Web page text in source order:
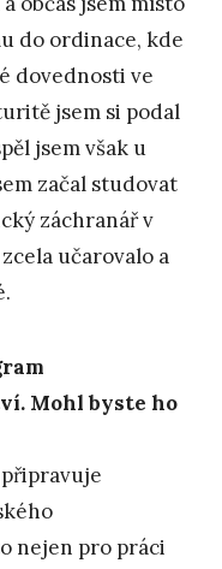
do ordinace, kde
dovednosti ve
jsem si podal
jsem však u
začal studovat
záchranář v
učarovalo a
Mohl byste ho
nejen pro práci